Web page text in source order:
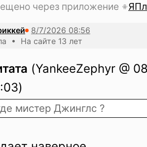
через приложение
• На сайте 13 лет
(YankeeZephyr @
мистер Джинглс ?